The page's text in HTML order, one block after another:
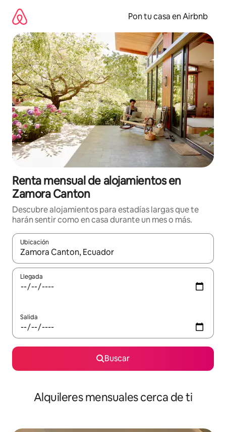
contenido
Pon tu casa en Airbnb
Renta mensual de alojamientos en
Zamora Canton
Descubre alojamientos para estadías largas que te
harán sentir como en casa durante un mes o más.
Ubicación
Cuando los resultados estén disponibles, navega con las
Llegada
Salida
Buscar
Alquileres mensuales cerca de ti